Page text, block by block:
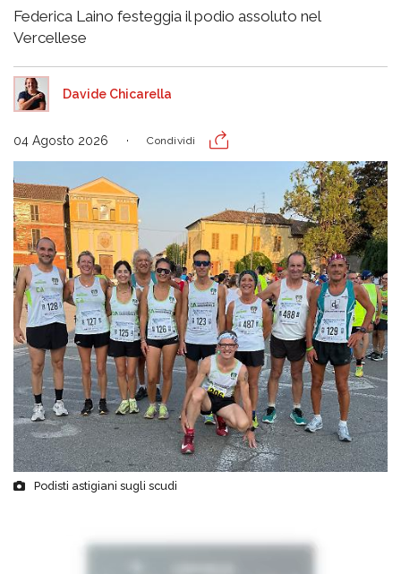
Federica Laino festeggia il podio assoluto nel
Vercellese
Davide Chicarella
04 Agosto 2026 Condividi
Podisti astigiani sugli scudi